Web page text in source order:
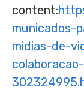
content:
municados-
midias-de-